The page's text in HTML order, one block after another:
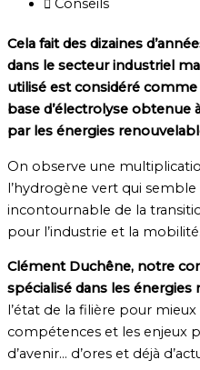
Conseils
Cela fait des dizaines
dans le secteur industriel
utilisé est considéré comme
base d’électrolyse obtenue
par les énergies
On observe une
l’hydrogène vert qui
incontournable de la
pour l’industrie et la mobilité.
Clément Duchêne, notre
spécialisé dans les énergies
l’état de la filière pour
compétences et les enjeux
d’avenir… d’ores et déjà